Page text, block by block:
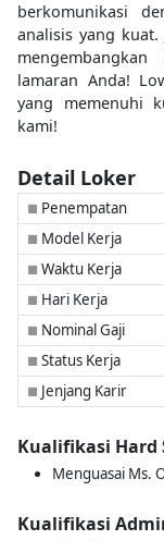
berkomunikasi
analisis yang
lamaran Anda!
yang memenuhi
kami!
Detail Loker
■ Penempatan
■ Model Kerja
■ Waktu Kerja
■ Hari Kerja
■ Nominal Gaji
■ Status Kerja
■ Jenjang Karir
Kualifikasi Hard
Menguasai Ms.
Kualifikasi